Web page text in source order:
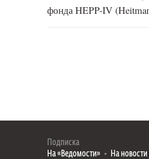
фонда HEPP-IV
Подписка
На «Ведомости»
На